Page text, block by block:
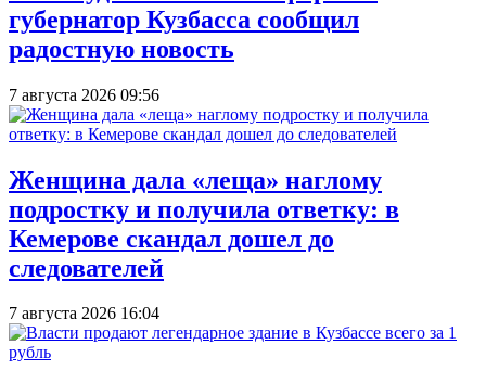
губернатор Кузбасса сообщил
радостную новость
7 августа 2026 09:56
Женщина дала «леща» наглому
подростку и получила ответку: в
Кемерове скандал дошел до
следователей
7 августа 2026 16:04